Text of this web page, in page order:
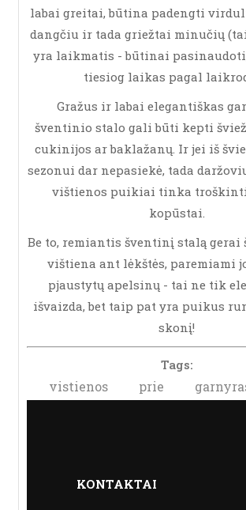
labai greitai, būtina padengti
dangčiu ir tada griežtai minučių
yra laikmatis - būtinai
tiesiog laikas pagal
Gražus ir labai elegantiškas
šventinio stalo gali būti kepti
cukinijos ar baklažanų. Ir jei iš
sezonui dar nepasiekė, tada
vištienos puikiai tinka
kopūstai.
Be to, remiantis šventinį stalą gerai
vištiena ant lėkštės, paremiami
pjaustytų apelsinų - tai ne tik
išvaizda, bet taip pat yra puikus
skonį!
Tags:
vistienos prie
KONTAKTAI